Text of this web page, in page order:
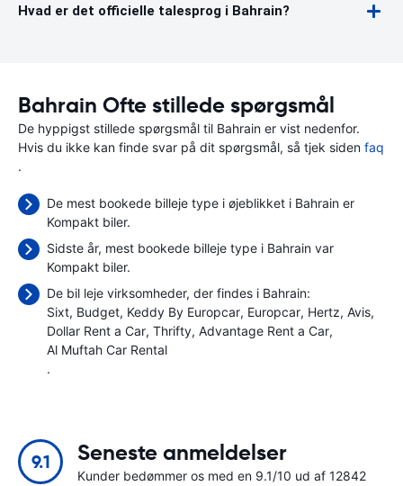
Hvad er det officielle talesprog i Bahrain?
Bahrain Ofte stillede spørgsmål
De hyppigst stillede spørgsmål til Bahrain er vist nedenfor.
Hvis du ikke kan finde svar på dit spørgsmål, så tjek siden faq
.
De mest bookede billeje type i øjeblikket i Bahrain er
Kompakt biler.
Sidste år, mest bookede billeje type i Bahrain var
Kompakt biler.
De bil leje virksomheder, der findes i Bahrain:
Sixt Budget Keddy By Europcar Europcar Hertz Avis
Dollar Rent a Car Thrifty Advantage Rent a Car
Al Muftah Car Rental
.
9.1 Seneste anmeldelser
Kunder bedømmer os med en 9.1/10 ud af 12842